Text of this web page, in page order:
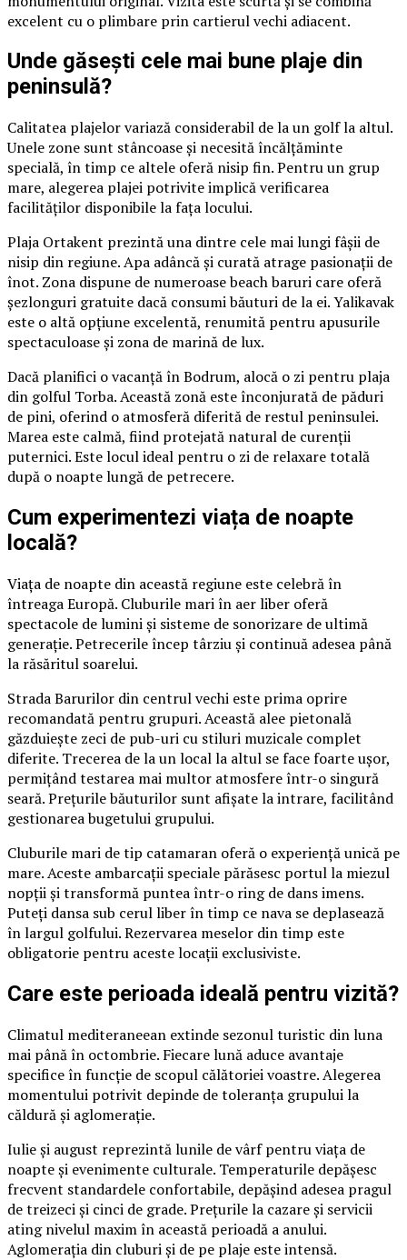
excelent cu o plimbare prin cartierul vechi adiacent.
Unde găsești cele mai bune plaje din
peninsulă?
Calitatea plajelor variază considerabil de la un golf la altul.
Unele zone sunt stâncoase și necesită încălțăminte
specială, în timp ce altele oferă nisip fin. Pentru un grup
mare, alegerea plajei potrivite implică verificarea
facilităților disponibile la fața locului.
Plaja Ortakent prezintă una dintre cele mai lungi fâșii de
nisip din regiune. Apa adâncă și curată atrage pasionații de
înot. Zona dispune de numeroase beach baruri care oferă
șezlonguri gratuite dacă consumi băuturi de la ei. Yalikavak
este o altă opțiune excelentă, renumită pentru apusurile
spectaculoase și zona de marină de lux.
Dacă planifici o vacanță în Bodrum, alocă o zi pentru plaja
din golful Torba. Această zonă este înconjurată de păduri
de pini, oferind o atmosferă diferită de restul peninsulei.
Marea este calmă, fiind protejată natural de curenții
puternici. Este locul ideal pentru o zi de relaxare totală
după o noapte lungă de petrecere.
Cum experimentezi viața de noapte
locală?
Viața de noapte din această regiune este celebră în
întreaga Europă. Cluburile mari în aer liber oferă
spectacole de lumini și sisteme de sonorizare de ultimă
generație. Petrecerile încep târziu și continuă adesea până
la răsăritul soarelui.
Strada Barurilor din centrul vechi este prima oprire
recomandată pentru grupuri. Această alee pietonală
găzduiește zeci de pub-uri cu stiluri muzicale complet
diferite. Trecerea de la un local la altul se face foarte ușor,
permițând testarea mai multor atmosfere într-o singură
seară. Prețurile băuturilor sunt afișate la intrare, facilitând
gestionarea bugetului grupului.
Cluburile mari de tip catamaran oferă o experiență unică pe
mare. Aceste ambarcații speciale părăsesc portul la miezul
nopții și transformă puntea într-o ring de dans imens.
Puteți dansa sub cerul liber în timp ce nava se deplasează
în largul golfului. Rezervarea meselor din timp este
obligatorie pentru aceste locații exclusiviste.
Care este perioada ideală pentru vizită?
Climatul mediteraneean extinde sezonul turistic din luna
mai până în octombrie. Fiecare lună aduce avantaje
specifice în funcție de scopul călătoriei voastre. Alegerea
momentului potrivit depinde de toleranța grupului la
căldură și aglomerație.
Iulie și august reprezintă lunile de vârf pentru viața de
noapte și evenimente culturale. Temperaturile depășesc
frecvent standardele confortabile, depășind adesea pragul
de treizeci și cinci de grade. Prețurile la cazare și servicii
ating nivelul maxim în această perioadă a anului.
Aglomerația din cluburi și de pe plaje este intensă.